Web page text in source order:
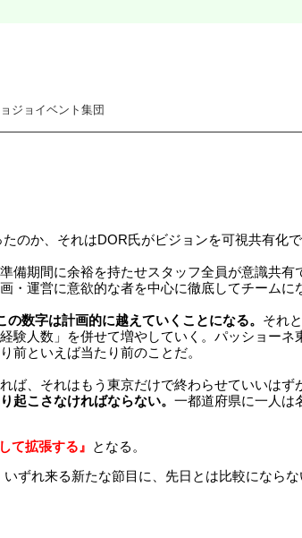
ジョイベント集団
のか、それはDOR氏がビジョンを可視共有化
備期間に余裕を持たせスタッフ全員が意識共
・運営に意欲的な者を中心に徹底してチームに
の数字は計画的に越えていくことになる。 それ
験人数」を併せて増やしていく。パッショー
前といえば当たり前のことだ。
ば、それはもう東京だけで終わらせていいは
起こさなければならない。 一都道府県に一人は
て拡張する』 となる。
ずれ来る新たな節目に、先日とは比較になら